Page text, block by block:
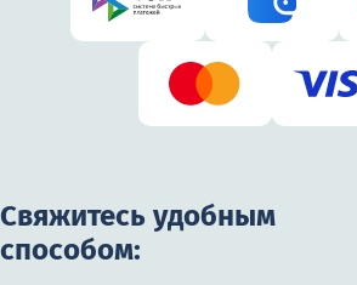
Свяжитесь удобным
способом: